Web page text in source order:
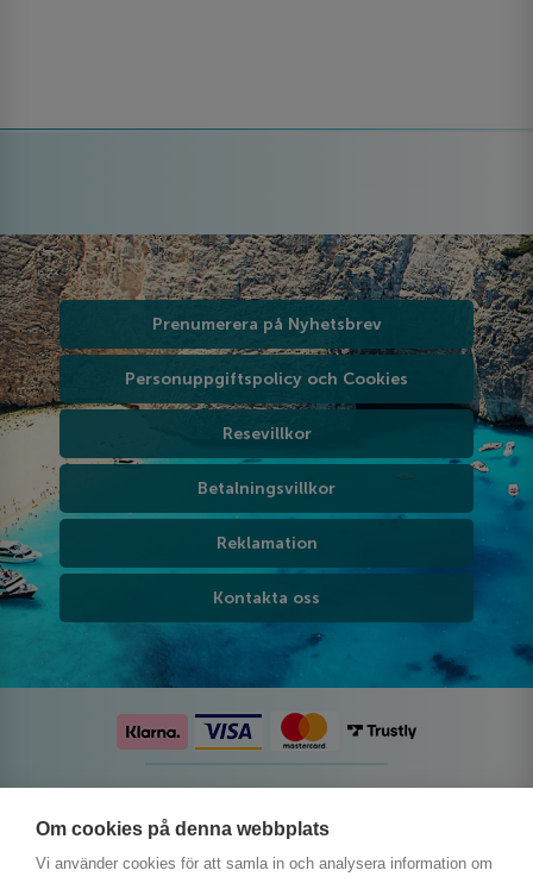
Om cookies på denna webbplats
Vi använder cookies för att samla in och analysera information om
Prenumerera på Nyhetsbrev
Personuppgiftspolicy och Cookies
Resevillkor
Betalningsvillkor
Reklamation
Kontakta oss